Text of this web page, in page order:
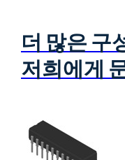
더 많은 구
저희에게